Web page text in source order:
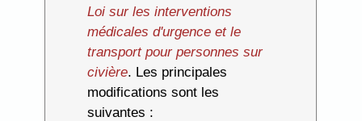
Loi sur les interventions
médicales d'urgence et le
transport pour personnes sur
civière. Les principales
modifications sont les
suivantes :